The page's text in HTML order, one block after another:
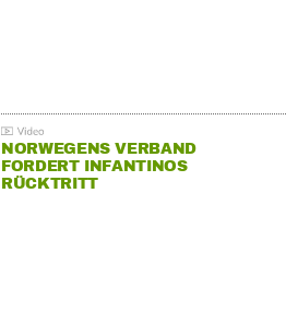
NORWEGENS VERBAND
FORDERT INFANTINOS
RÜCKTRITT